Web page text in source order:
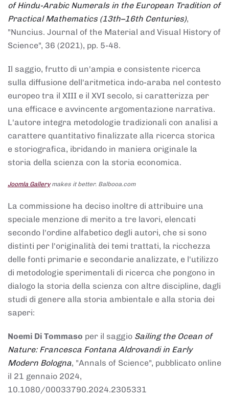
of Hindu-Arabic Numerals in the European Tradition of
Practical Mathematics (13th–16th Centuries),
"Nuncius. Journal of the Material and Visual History of
Science", 36 (2021), pp. 5-48.
Il saggio, frutto di un'ampia e consistente ricerca
sulla diffusione dell'aritmetica indo-araba nel contesto
europeo tra il XIII e il XVI secolo, si caratterizza per
una efficace e avvincente argomentazione narrativa.
L'autore integra metodologie tradizionali con analisi a
carattere quantitativo finalizzate alla ricerca storica
e storiografica, ibridando in maniera originale la
storia della scienza con la storia economica.
Joomla Gallerymakes it better. Balbooa.com
La commissione ha deciso inoltre di attribuire una
speciale menzione di merito a tre lavori, elencati
secondo l'ordine alfabetico degli autori, che si sono
distinti per l'originalità dei temi trattati, la ricchezza
delle fonti primarie e secondarie analizzate, e l'utilizzo
di metodologie sperimentali di ricerca che pongono in
dialogo la storia della scienza con altre discipline, dagli
studi di genere alla storia ambientale e alla storia dei
saperi:
Noemi Di Tommaso per il saggio Sailing the Ocean of
Nature: Francesca Fontana Aldrovandi in Early
Modern Bologna, "Annals of Science", pubblicato online
il 21 gennaio 2024,
10.1080/00033790.2024.2305331